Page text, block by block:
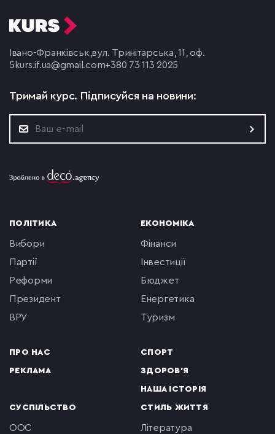
Івано-Франківськ,вул. Тринітарська, 11, оф.
5 kurs.if.ua@gmail.com+380 73 113 2025
Тримай курс. Підписуйся на новини:
ПОЛІТИКА
вибори
партії
реформи
президент
ВРУ
ПРО НАС
РЕКЛАМА
ЕКОНОМІКА
фінанси
інвестиції
бюджет
енергетика
туризм
СПОРТ
ЗДОРОВ'Я
НАША ІСТОРІЯ
СУСПІЛЬСТВО
ООС
СТИЛЬ ЖИТТЯ
література